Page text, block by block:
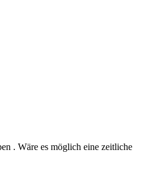
. Wäre es möglich eine zeitliche